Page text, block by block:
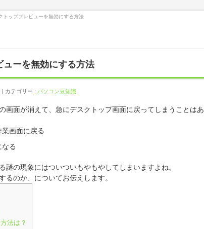
トッププレビューを無効にする方法
ーを無効にする方法
カテゴリー : パソコン豆知識
画面が消えて、急にデスクトップ画面に戻ってしまうことはあ
画面に戻る
る
の現象にはついついもやもやしてしまいますよね。
るのか、についてお伝えします。
法は？